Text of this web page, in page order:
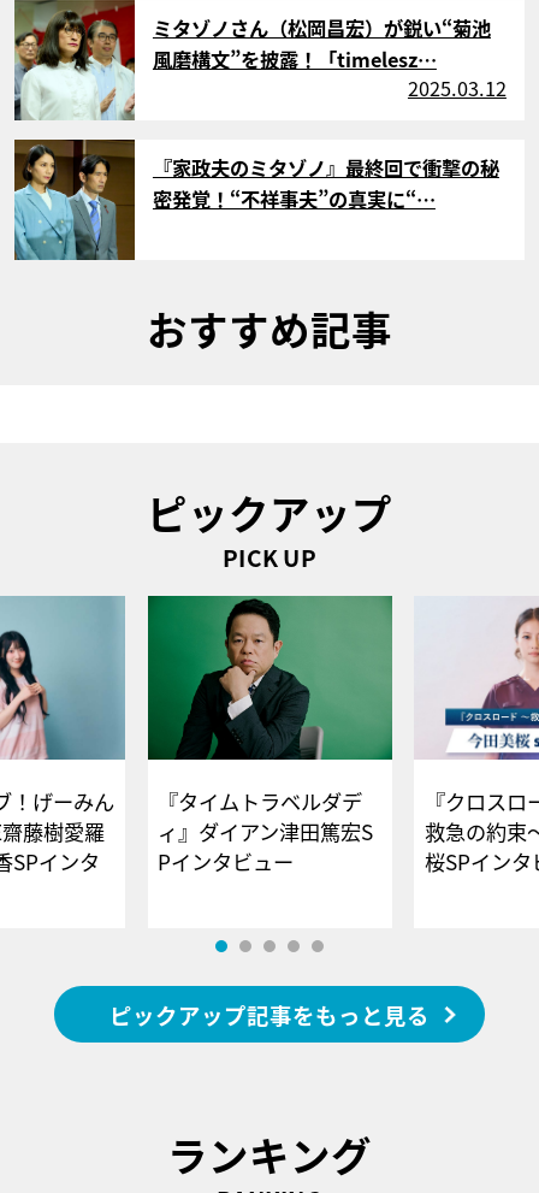
サムネイル
ミタゾノさん（松岡昌宏）が鋭い“菊池
風磨構文”を披露！「timelesz…
2025.03.12
サムネイル
『家政夫のミタゾノ』最終回で衝撃の秘
密発覚！“不祥事夫”の真実に“…
おすすめ記事
ピックアップ
PICK UP
！げーみん
藤樹愛羅
SPインタ
『タイムトラベルダデ
ィ』ダイアン津田篤宏S
Pインタビュー
『クロス
救急の約束
桜SPイ
ピックアップ記事をもっと見る
ランキング